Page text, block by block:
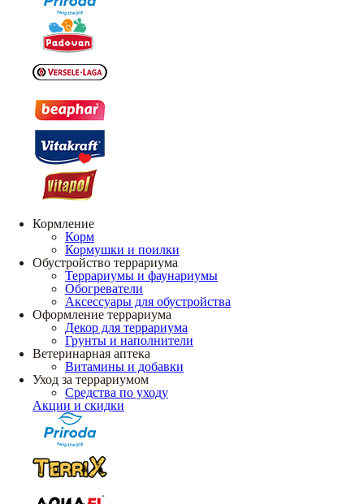
Кормление
Корм
Кормушки и поилки
Обустройство террариума
Террариумы и фаунариумы
Обогреватели
Аксессуары для обустройства
Оформление террариума
Декор для террариума
Грунты и наполнители
Ветеринарная аптека
Витамины и добавки
Уход за террариумом
Средства по уходу
Акции и скидки